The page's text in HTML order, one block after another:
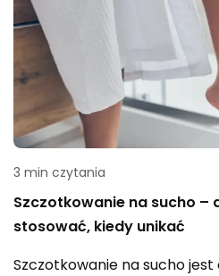
3 min czytania
Szczotkowanie na sucho –
stosować, kiedy unikać
Szczotkowanie na sucho